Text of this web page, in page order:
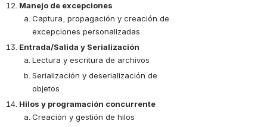
Manejo de excepciones
Captura, propagación y creación de
excepciones personalizadas
Entrada/Salida y Serialización
Lectura y escritura de archivos
Serialización y deserialización de
objetos
Hilos y programación concurrente
Creación y gestión de hilos